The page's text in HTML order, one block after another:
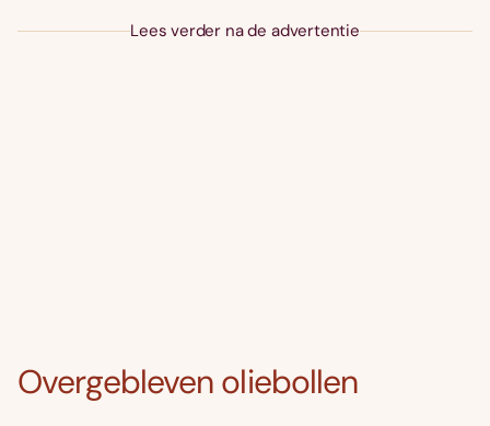
Lees verder na de advertentie
Overgebleven oliebollen